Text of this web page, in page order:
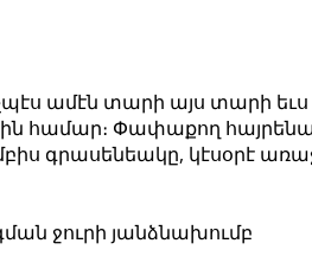
ամէն տարի այս տարի
համար։ Փափաքող
գրասենեակը, կէսօրէ
ջուրի յանձնախումբ